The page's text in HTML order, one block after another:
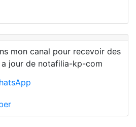
mon canal pour recevoir des
jour de notafilia-kp-com